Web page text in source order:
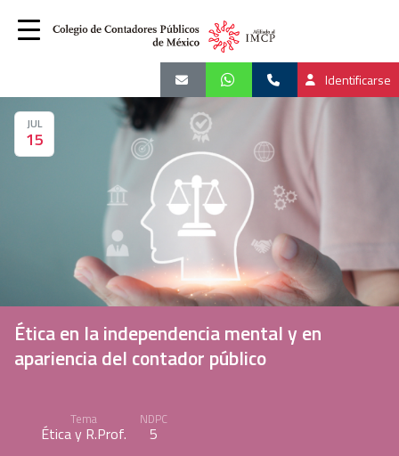
Identificarse
JUL
15
Ética en la independencia mental y en
apariencia del contador público
Tema
Ética y R.Prof.
NDPC
5